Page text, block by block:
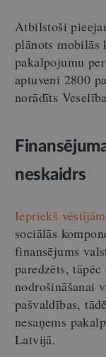
Atbilstoši
plānots mobilās
pakalpojumu
aptuveni 2800
norādīts
neskaidrs
Iepriekš vēstījām
sociālās
finansējums
paredzēts,
nodrošināšanai
pašvaldības,
nesaņems
Latvijā.